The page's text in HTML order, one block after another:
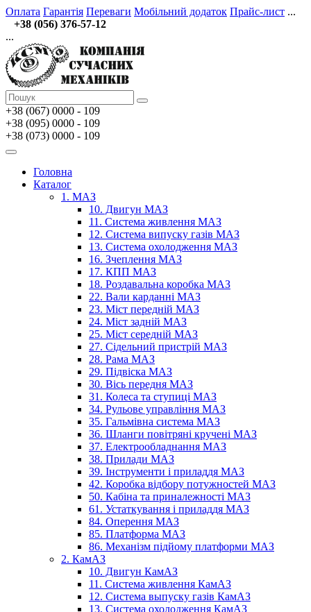
Оплата Гарантія Переваги Мобільний додаток Прайс-лист ...
+38 (056) 376-57-12
...
+38 (067) 0000 - 109
+38 (095) 0000 - 109
+38 (073) 0000 - 109
Головна
Каталог
1. МАЗ
10. Двигун МАЗ
11. Система живлення МАЗ
12. Система випуску газів МАЗ
13. Система охолодження МАЗ
16. Зчеплення МАЗ
17. КПП МАЗ
18. Роздавальна коробка МАЗ
22. Вали карданні МАЗ
23. Міст передній МАЗ
24. Міст задній МАЗ
25. Міст середній МАЗ
27. Сідельний пристрій МАЗ
28. Рама МАЗ
29. Підвіска МАЗ
30. Вісь передня МАЗ
31. Колеса та ступиці МАЗ
34. Рульове управління МАЗ
35. Гальмівна система МАЗ
36. Шланги повітряні кручені МАЗ
37. Електрообладнання МАЗ
38. Прилади МАЗ
39. Інструменти і приладдя МАЗ
42. Коробка відбору потужностей МАЗ
50. Кабіна та приналежності МАЗ
61. Устаткування і приладдя МАЗ
84. Оперення МАЗ
85. Платформа МАЗ
86. Механізм підйому платформи МАЗ
2. КамАЗ
10. Двигун КамАЗ
11. Система живлення КамАЗ
12. Система выпуску газів КамАЗ
13. Система охолодження КамАЗ